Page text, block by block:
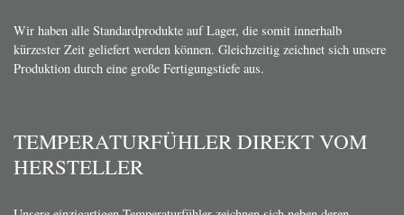
Wir haben alle Standardprodukte auf Lager, die somit innerhalb
kürzester Zeit geliefert werden können. Gleichzeitig zeichnet sich unsere
Produktion durch eine große Fertigungstiefe aus.
TEMPERATURFÜHLER DIREKT VOM
HERSTELLER